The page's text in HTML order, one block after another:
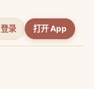
登录 打开 App